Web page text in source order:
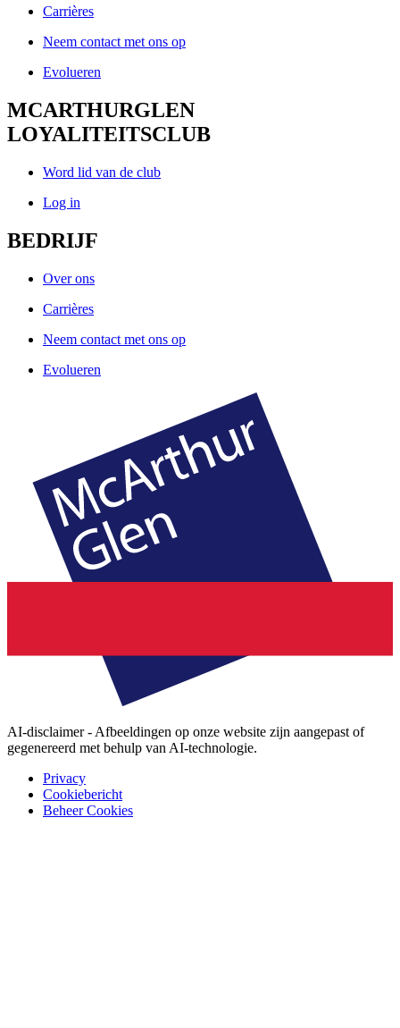
Carrières
Neem contact met ons op
Evolueren
MCARTHURGLEN
LOYALITEITSCLUB
Word lid van de club
Log in
BEDRIJF
Over ons
Carrières
Neem contact met ons op
Evolueren
AI-disclaimer - Afbeeldingen op onze website zijn aangepast of
gegenereerd met behulp van AI-technologie.
Privacy
Cookiebericht
Beheer Cookies